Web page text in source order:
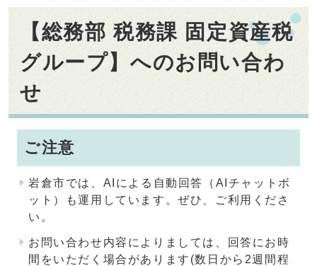
【総務部 税務課 固定資産税
グループ】へのお問い合わ
せ
ご注意
岩倉市では、AIによる自動回答（AIチャットボ
ット）も運用しています。ぜひ、ご利用くださ
い。
お問い合わせ内容によりましては、回答にお時
間をいただく場合があります(数日から2週間程